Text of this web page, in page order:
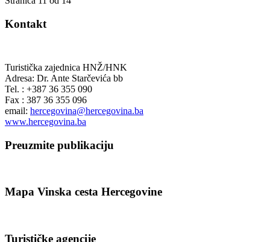
Kontakt
Turistička zajednica HNŽ/HNK
Adresa: Dr. Ante Starčevića bb
Tel. : +387 36 355 090
Fax : 387 36 355 096
email: hercegovina@hercegovina.ba
www.hercegovina.ba
Preuzmite publikaciju
Mapa Vinska cesta Hercegovine
Turističke agencije